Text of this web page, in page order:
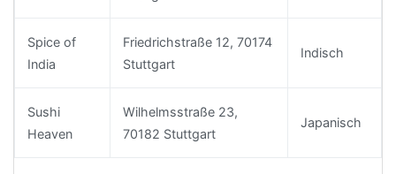
Spice of
India
Friedrichstraße 12, 70174
Stuttgart
Indisch
Sushi
Heaven
Wilhelmsstraße 23,
70182 Stuttgart
Japanisch